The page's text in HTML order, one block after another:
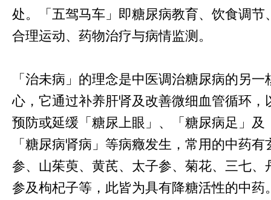
处。「五驾马车」即糖尿病教育、饮食调节
合理运动、药物治疗与病情监测。
「治未病」的理念是中医调治糖尿病的另一
心，它通过补养肝肾及改善微细血管循环，
预防或延缓「糖尿上眼」、「糖尿病足」及
「糖尿病肾病」等病癥发生，常用的中药有
参、山茱萸、黄芪、太子参、菊花、三七、
参及枸杞子等，此皆为具有降糖活性的中药